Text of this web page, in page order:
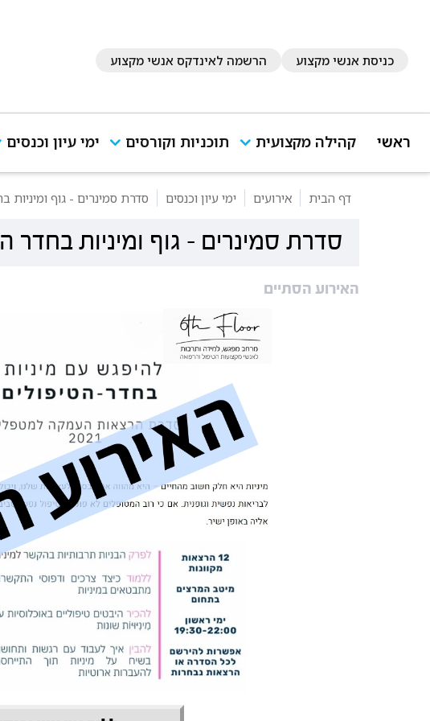
כניסת אנשי מקצוע הרשמה לאינדקס אנשי מקצוע
ראשי קהילה מקצועית תוכניות וקורסים ימי עיון וכנסים
דף הבית אירועים ימי עיון וכנסים סדרת סמינרים - גוף ומיניות
סדרת סמינרים - גוף ומיניות בחדר
האירוע הסתיים